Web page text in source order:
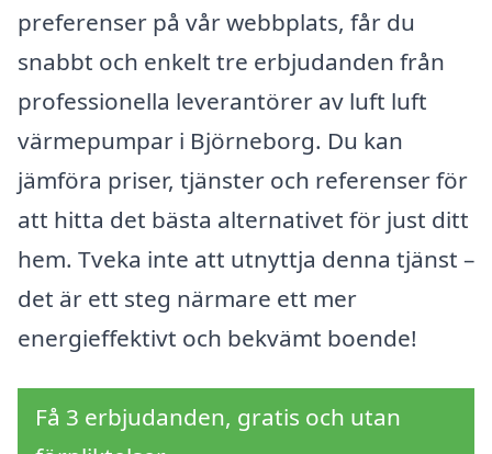
preferenser på vår webbplats, får du
snabbt och enkelt tre erbjudanden från
professionella leverantörer av luft luft
värmepumpar i Björneborg. Du kan
jämföra priser, tjänster och referenser för
att hitta det bästa alternativet för just ditt
hem. Tveka inte att utnyttja denna tjänst –
det är ett steg närmare ett mer
energieffektivt och bekvämt boende!
Få 3 erbjudanden, gratis och utan